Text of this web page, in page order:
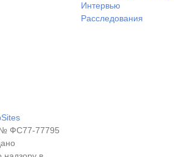
Интервью
Расследования
№ ФС77-77795